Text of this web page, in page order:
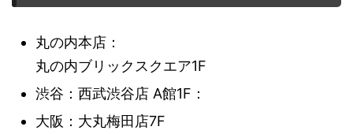
丸の内本店：
丸の内ブリックスクエア1F
渋谷：西武渋谷店 A館1F：
大阪：大丸梅田店7F